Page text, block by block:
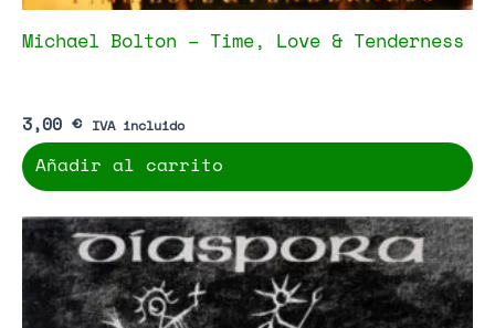
Michael Bolton – Time, Love & Tenderness
3,00 € IVA incluido
Añadir al carrito